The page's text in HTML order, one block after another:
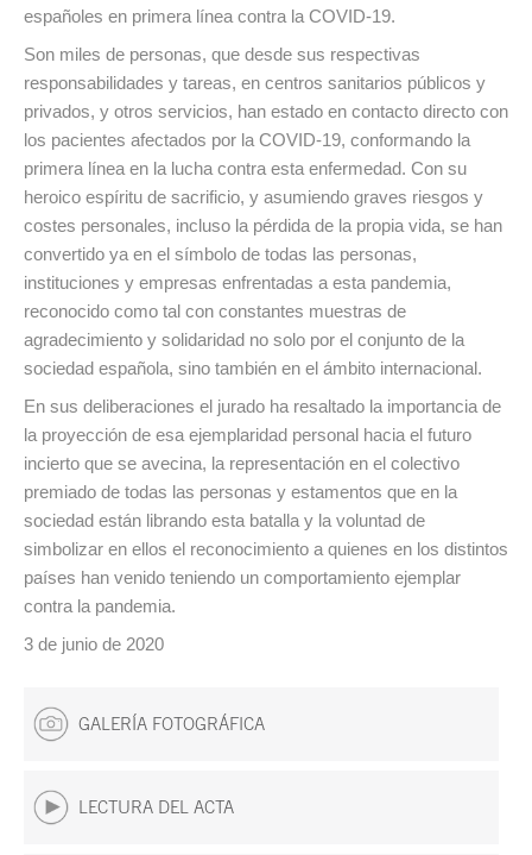
españoles en primera línea contra la COVID-19.
Son miles de personas, que desde sus respectivas
responsabilidades y tareas, en centros sanitarios públicos y
privados, y otros servicios, han estado en contacto directo con
los pacientes afectados por la COVID-19, conformando la
primera línea en la lucha contra esta enfermedad. Con su
heroico espíritu de sacrificio, y asumiendo graves riesgos y
costes personales, incluso la pérdida de la propia vida, se han
convertido ya en el símbolo de todas las personas,
instituciones y empresas enfrentadas a esta pandemia,
reconocido como tal con constantes muestras de
agradecimiento y solidaridad no solo por el conjunto de la
sociedad española, sino también en el ámbito internacional.
En sus deliberaciones el jurado ha resaltado la importancia de
la proyección de esa ejemplaridad personal hacia el futuro
incierto que se avecina, la representación en el colectivo
premiado de todas las personas y estamentos que en la
sociedad están librando esta batalla y la voluntad de
simbolizar en ellos el reconocimiento a quienes en los distintos
países han venido teniendo un comportamiento ejemplar
contra la pandemia.
3 de junio de 2020
GALERÍA FOTOGRÁFICA
LECTURA DEL ACTA